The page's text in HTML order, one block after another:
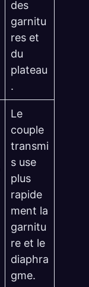
des
garnitu
res et
du
plateau
.
Le
couple
transmi
s use
plus
rapide
ment la
garnitu
re et le
diaphra
gme.